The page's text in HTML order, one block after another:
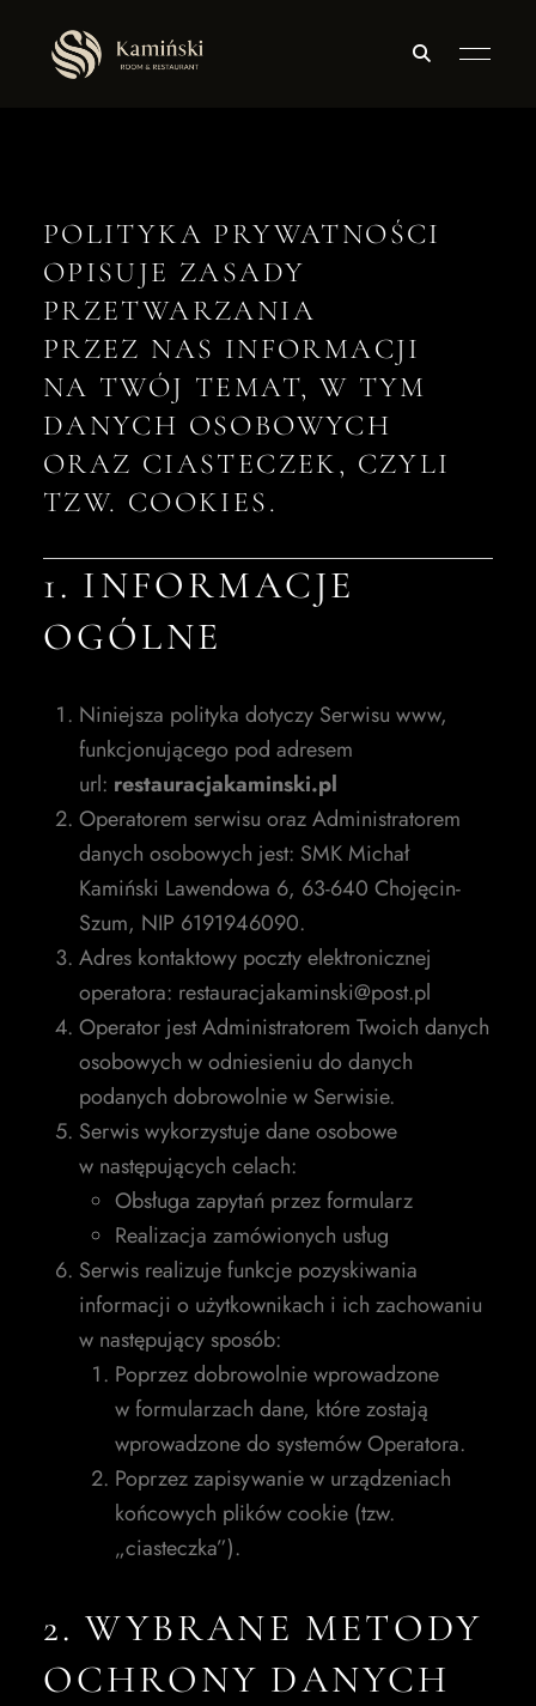
POLITYKA PRYWATNOŚCI
OPISUJE ZASADY
PRZETWARZANIA
PRZEZ NAS INFORMACJI
NA TWÓJ TEMAT, W TYM
DANYCH OSOBOWYCH
ORAZ CIASTECZEK, CZYLI
TZW. COOKIES.
1. INFORMACJE
OGÓLNE
Niniejsza polityka dotyczy Serwisu www,
funkcjonującego pod adresem
url: restauracjakaminski.pl
Operatorem serwisu oraz Administratorem
danych osobowych jest: SMK Michał
Kamiński Lawendowa 6, 63-640 Chojęcin-
Szum, NIP 6191946090.
Adres kontaktowy poczty elektronicznej
operatora: restauracjakaminski@post.pl
Operator jest Administratorem Twoich danych
osobowych w odniesieniu do danych
podanych dobrowolnie w Serwisie.
Serwis wykorzystuje dane osobowe
w następujących celach:
Obsługa zapytań przez formularz
Realizacja zamówionych usług
Serwis realizuje funkcje pozyskiwania
informacji o użytkownikach i ich zachowaniu
w następujący sposób:
Poprzez dobrowolnie wprowadzone
w formularzach dane, które zostają
wprowadzone do systemów Operatora.
Poprzez zapisywanie w urządzeniach
końcowych plików cookie (tzw.
„ciasteczka”).
2. WYBRANE METODY
OCHRONY DANYCH